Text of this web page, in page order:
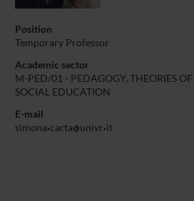
Position
Temporary Professor
Academic sector
M-PED/01 - PEDAGOGY, THEORIES
SOCIAL EDUCATION
E-mail
simona carta univr it